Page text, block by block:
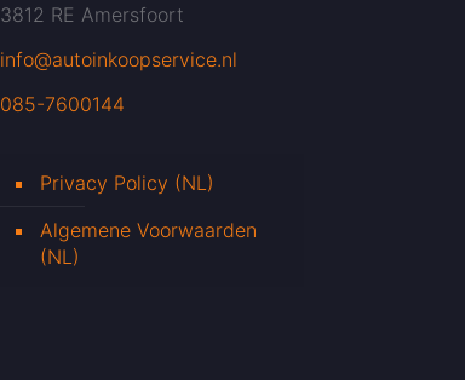
3812 RE Amersfoort
info@autoinkoopservice.nl
085-7600144
Privacy Policy (NL)
Algemene Voorwaarden
(NL)